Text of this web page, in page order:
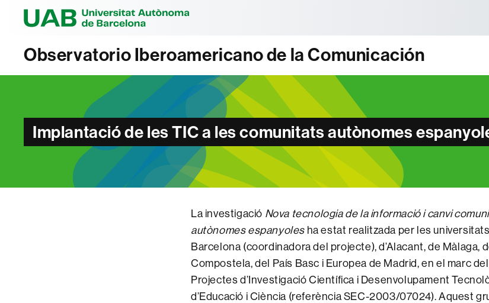
Observatorio Iberoamericano de la Comunicación
Implantació de les TIC a les comunitats autònomes
La investigació Nova tecnologia de la informació i canvi
autònomes espanyoles ha estat realitzada per les
Barcelona (coordinadora del projecte), d’Alacant, de Màlaga,
Compostela, del País Basc i Europea de Madrid, en el marc del
Projectes d’Investigació Científica i Desenvolupament
d’Educació i Ciència (referència SEC-2003/07024). Aquest